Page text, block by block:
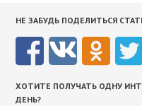
НЕ ЗАБУДЬ ПОДЕЛИТЬСЯ
ХОТИТЕ ПОЛУЧАТЬ ОДНУ
ДЕНЬ?